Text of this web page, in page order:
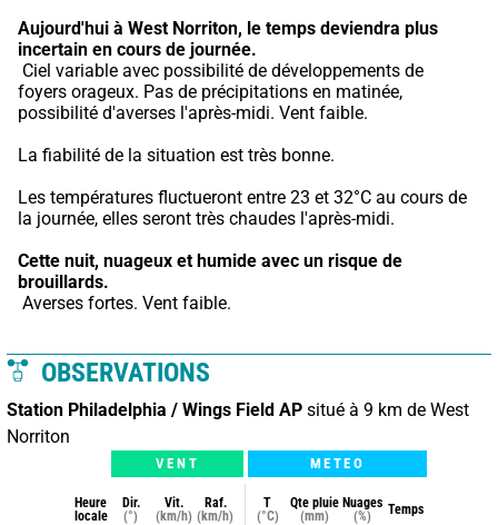
Aujourd'hui à West Norriton, le temps deviendra plus
incertain en cours de journée.
foyers orageux. Pas de précipitations en matinée,
possibilité d'averses l'après-midi. Vent faible.
La fiabilité de la situation est très bonne.
Les températures fluctueront entre 23 et 32°C au cours de
la journée, elles seront très chaudes l'après-midi.
Cette nuit, nuageux et humide avec un risque de
brouillards.
Averses fortes. Vent faible.
OBSERVATIONS
Station Philadelphia / Wings Field AP situé à 9 km de West
Norriton
VENT METEO
Heure
locale
Dir.
(°)
Vit.
(km/h)
Raf.
(km/h)
T
(°C)
Qte pluie
(mm)
Nuages
(%)
Temps